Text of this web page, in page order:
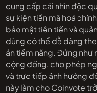
cung cấp cái nhìn độc
sự kiện tiền mã hoá
bảo mật tiên tiến và
dùng có thể dễ dàng
án tiềm năng. Đứng như
cộng đồng, cho phép
và trực tiếp ảnh hưởng
này làm cho Coinvote